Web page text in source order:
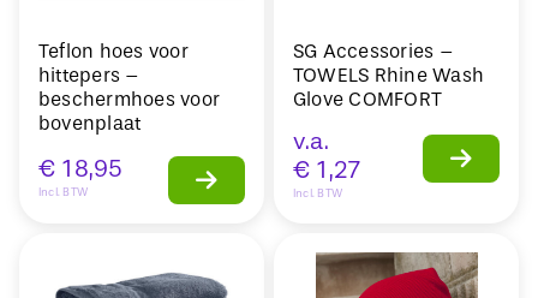
Teflon hoes voor
hittepers –
beschermhoes voor
bovenplaat
€ 18,95
Incl. BTW
SG Accessories –
TOWELS Rhine Wash
Glove COMFORT
v.a.
€ 1,27
Incl. BTW